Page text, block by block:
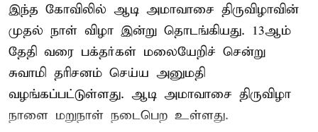
இந்த கோவிலில் ஆடி அமாவாசை திருவிழாவின்
முதல் நாள் விழா இன்று தொடங்கியது. 13ஆம்
தேதி வரை பக்தர்கள் மலையேறிச் சென்று
சுவாமி தரிசனம் செய்ய அனுமதி
வழங்கப்பட்டுள்ளது. ஆடி அமாவாசை திருவிழா
நாளை மறுநாள் நடைபெற உள்ளது.